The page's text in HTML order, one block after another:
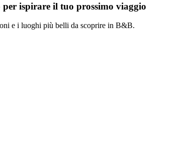
ispirare il tuo prossimo viaggio
e i luoghi più belli da scoprire in B&B.